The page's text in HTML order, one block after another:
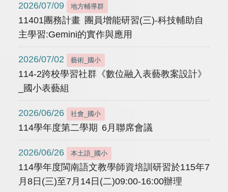
2026/07/09 地方輔導群
11401團務計畫 團員增能研習(三)-科技輔助自
主學習:Gemini的實作與應用
2026/07/02 藝術_國小
114-2跨校學習社群《數位融入表藝教案設計》
_國小表藝組
2026/06/26 社會_國小
114學年度第二學期 6月聯席會議
2026/06/26 本土語_國小
114學年度閩南語文教學師資培訓研習於115年7
月8日(三)至7月14日(二)09:00-16:00辦理